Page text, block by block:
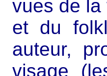
vues de la
et du
auteur,
visage